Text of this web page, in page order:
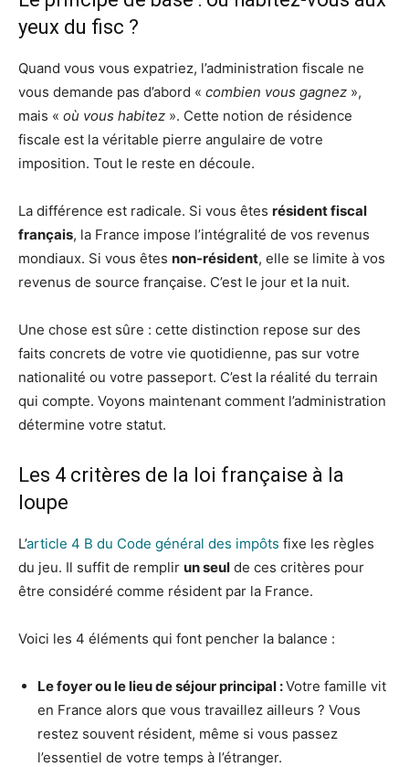
yeux du fisc ?
Quand vous vous expatriez, l’administration fiscale ne
vous demande pas d’abord « combien vous gagnez »,
mais « où vous habitez ». Cette notion de résidence
fiscale est la véritable pierre angulaire de votre
imposition. Tout le reste en découle.
La différence est radicale. Si vous êtes résident fiscal
français, la France impose l’intégralité de vos revenus
mondiaux. Si vous êtes non-résident, elle se limite à vos
revenus de source française. C’est le jour et la nuit.
Une chose est sûre : cette distinction repose sur des
faits concrets de votre vie quotidienne, pas sur votre
nationalité ou votre passeport. C’est la réalité du terrain
qui compte. Voyons maintenant comment l’administration
détermine votre statut.
Les 4 critères de la loi française à la
loupe
L’article 4 B du Code général des impôts fixe les règles
du jeu. Il suffit de remplir un seul de ces critères pour
être considéré comme résident par la France.
Voici les 4 éléments qui font pencher la balance :
Le foyer ou le lieu de séjour principal :Votre famille vit
en France alors que vous travaillez ailleurs ? Vous
restez souvent résident, même si vous passez
l’essentiel de votre temps à l’étranger.